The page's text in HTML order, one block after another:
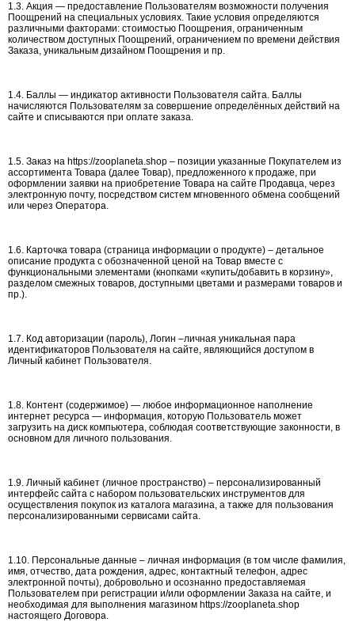
1.3. Акция — предоставление Пользователям возможности получения
Поощрений на специальных условиях. Такие условия определяются
различными факторами: стоимостью Поощрения, ограниченным
количеством доступных Поощрений, ограничением по времени действия
Заказа, уникальным дизайном Поощрения и пр.
1.4. Баллы — индикатор активности Пользователя сайта. Баллы
начисляются Пользователям за совершение определённых действий на
сайте и списываются при оплате заказа.
1.5. Заказ на https://zooplaneta.shop – позиции указанные Покупателем из
ассортимента Товара (далее Товар), предложенного к продаже, при
оформлении заявки на приобретение Товара на сайте Продавца, через
электронную почту, посредством систем мгновенного обмена сообщений
или через Оператора.
1.6. Карточка товара (страница информации о продукте) – детальное
описание продукта с обозначенной ценой на Товар вместе с
функциональными элементами (кнопками «купить/добавить в корзину»,
разделом смежных товаров, доступными цветами и размерами товаров и
пр.).
1.7. Код авторизации (пароль), Логин –личная уникальная пара
идентификаторов Пользователя на сайте, являющийся доступом в
Личный кабинет Пользователя.
1.8. Контент (содержимое) — любое информационное наполнение
интернет ресурса — информация, которую Пользователь может
загрузить на диск компьютера, соблюдая соответствующие законности, в
основном для личного пользования.
1.9. Личный кабинет (личное пространство) – персонализированный
интерфейс сайта с набором пользовательских инструментов для
осуществления покупок из каталога магазина, а также для пользования
персонализированными сервисами сайта.
1.10. Персональные данные – личная информация (в том числе фамилия,
имя, отчество, дата рождения, адрес, контактный телефон, адрес
электронной почты), добровольно и осознанно предоставляемая
Пользователем при регистрации и/или оформлении Заказа на сайте, и
необходимая для выполнения магазином https://zooplaneta.shop
настоящего Договора.